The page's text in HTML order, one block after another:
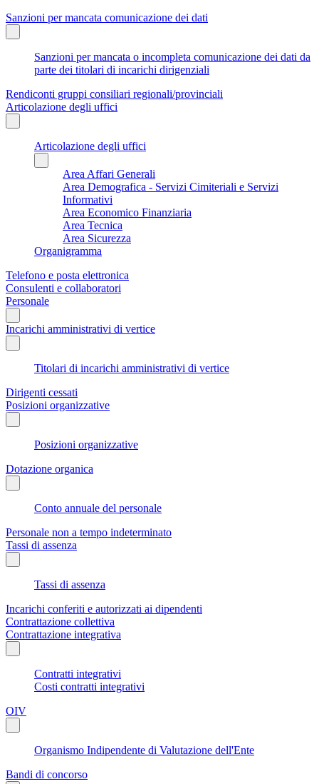
Sanzioni per mancata comunicazione dei dati
Sanzioni per mancata o incompleta comunicazione dei dati da
parte dei titolari di incarichi dirigenziali
Rendiconti gruppi consiliari regionali/provinciali
Articolazione degli uffici
Articolazione degli uffici
Area Affari Generali
Area Demografica - Servizi Cimiteriali e Servizi
Informativi
Area Economico Finanziaria
Area Tecnica
Area Sicurezza
Organigramma
Telefono e posta elettronica
Consulenti e collaboratori
Personale
Incarichi amministrativi di vertice
Titolari di incarichi amministrativi di vertice
Dirigenti cessati
Posizioni organizzative
Posizioni organizzative
Dotazione organica
Conto annuale del personale
Personale non a tempo indeterminato
Tassi di assenza
Tassi di assenza
Incarichi conferiti e autorizzati ai dipendenti
Contrattazione collettiva
Contrattazione integrativa
Contratti integrativi
Costi contratti integrativi
OIV
Organismo Indipendente di Valutazione dell'Ente
Bandi di concorso